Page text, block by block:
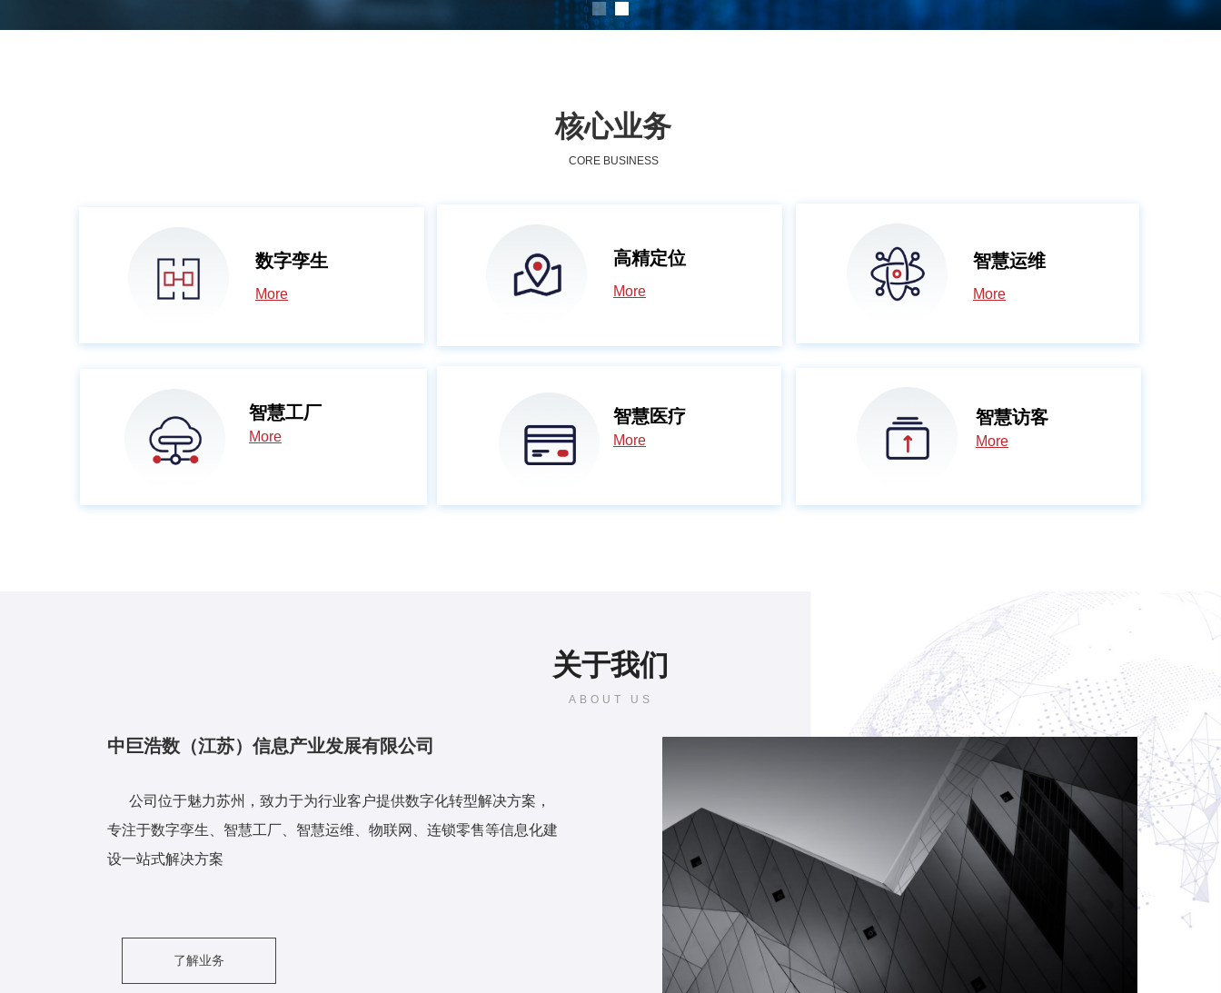
数字孪生
More
核心业务
CORE BUSINESS
智慧运维
More
智慧工厂
More
智慧医疗
More
高精定位
More
智慧访客
More
中巨浩数（江苏）信息产业发展有限公司
公司位于魅力苏州，致力于为行业客户提供数字化转型解决方案，
专注于数字孪生、智慧工厂、智慧运维、物联网、连锁零售等信息化建
设一站式解决方案
了解业务
关于我们
ABOUT US